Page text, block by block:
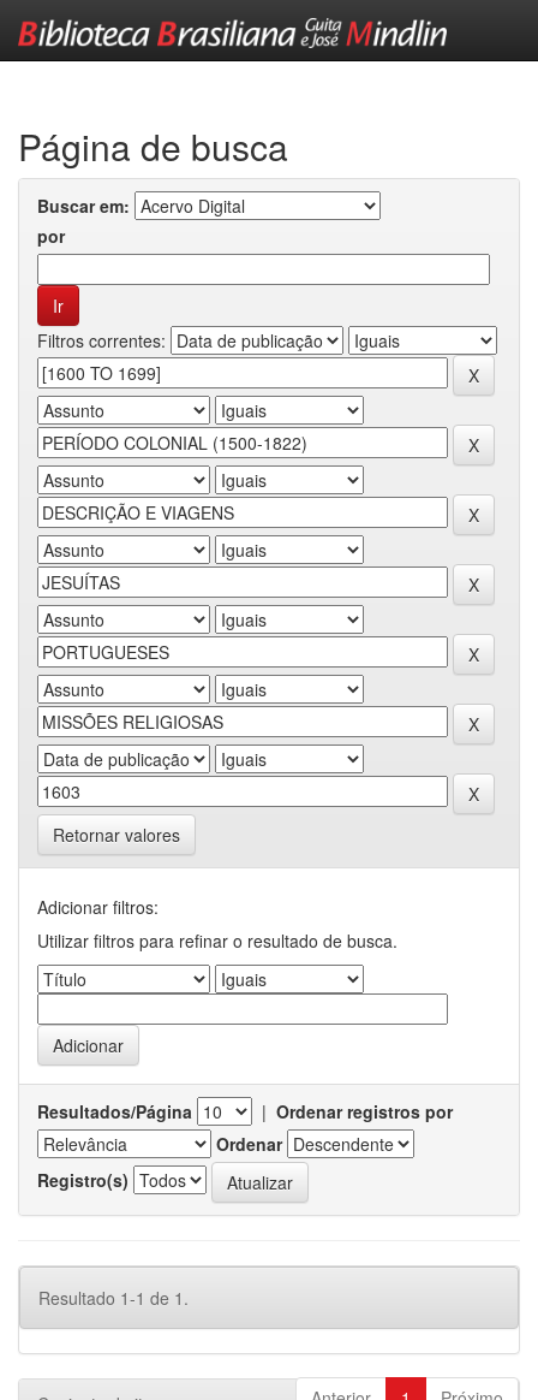
Página de busca
Buscar em:
por
Filtros correntes:
Retornar valores
Adicionar filtros:
Utilizar filtros para refinar o resultado de busca.
Resultados/Página | Ordenar registros por
Ordenar
Registro(s)
Resultado 1-1 de 1.